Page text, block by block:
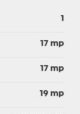
1
17 mp
17 mp
19 mp